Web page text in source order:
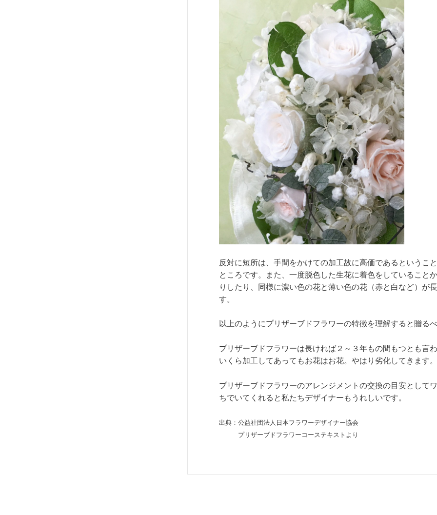
反対に短所は、手間をかけての加工故に高価であるというこ
ところです。また、一度脱色した生花に着色をしていること
りしたり、同様に濃い色の花と薄い色の花（赤と白など）が
す。
以上のようにプリザーブドフラワーの特徴を理解すると贈る
プリザーブドフラワーは長ければ２～３年もの間もつとも言
いくら加工してあってもお花はお花。やはり劣化してきます。
プリザーブドフラワーのアレンジメントの交換の目安として
ちでいてくれると私たちデザイナーもうれしいです。
出典：公益社団法人日本フラワーデザイナー協会
プリザーブドフラワーコーステキストより